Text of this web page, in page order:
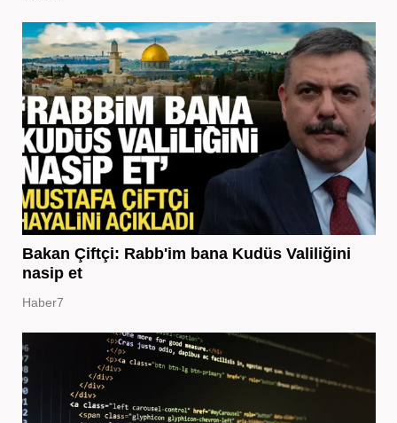
Bakan Çiftçi: Rabb'im bana Kudüs Valiliğini
nasip et
Haber7